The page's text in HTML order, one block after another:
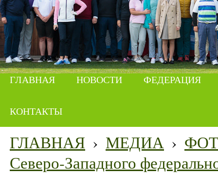
ГЛАВНАЯ НОВОСТИ ФЕДЕРАЦИЯ
КОНТАКТЫ
ГЛАВНАЯ › МЕДИА ›
Северо-Западного